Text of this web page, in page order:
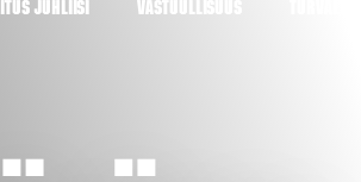
JUHLIISI VASTUULLISUUS